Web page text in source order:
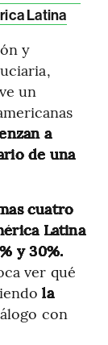
Latina
y
un
a
de una
cuatro
Latina
y 30%.
ver qué
la
con